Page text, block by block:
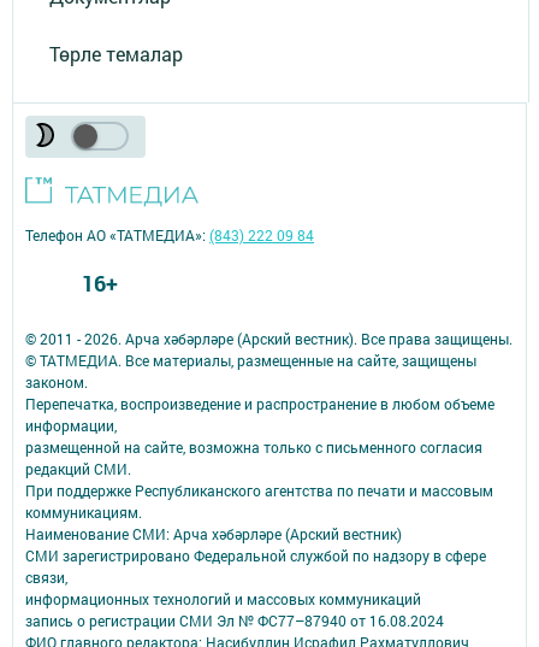
Төрле темалар
© 2011 - 2026. Арча хәбәрләре (Арский вестник). Все права защищены.
© ТАТМЕДИА. Все материалы, размещенные на сайте, защищены
законом.
Перепечатка, воспроизведение и распространение в любом объеме
информации,
размещенной на сайте, возможна только с письменного согласия
редакций СМИ.
При поддержке Республиканского агентства по печати и массовым
коммуникациям.
Наименование СМИ: Арча хәбәрләре (Арский вестник)
СМИ зарегистрировано Федеральной службой по надзору в сфере
связи,
информационных технологий и массовых коммуникаций
запись о регистрации СМИ Эл № ФС77–87940 от 16.08.2024
ФИО главного редактора: Насибуллин Исрафил Рахматуллович
Телефон АО «ТАТМЕДИА»:(843) 222 09 84
16+